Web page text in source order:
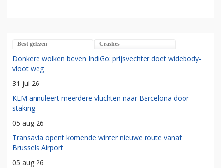
Best gelezen Crashes
Donkere wolken boven IndiGo: prijsvechter doet widebody-
vloot weg
31 jul 26
KLM annuleert meerdere vluchten naar Barcelona door
staking
05 aug 26
Transavia opent komende winter nieuwe route vanaf
Brussels Airport
05 aug 26